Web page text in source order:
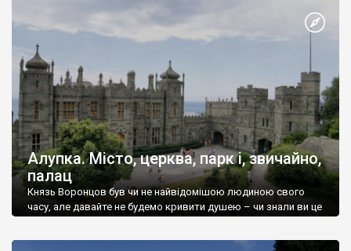
Алупка. Місто, церква, парк і, звичайно,
палац
Князь Воронцов був чи не найвідомішою людиною свого
часу, але давайте не будемо кривити душею – чи знали ви це